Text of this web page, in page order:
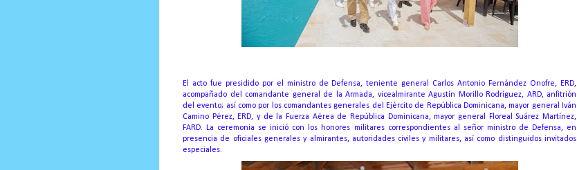
El acto fue presidido por el ministro de Defensa, teniente general Carlos Antonio Fernández Onofre, ERD,
acompañado del comandante general de la Armada, vicealmirante Agustín Morillo Rodríguez, ARD, anfitrión
del evento; así como por los comandantes generales del Ejército de República Dominicana, mayor general Iván
Camino Pérez, ERD, y de la Fuerza Aérea de República Dominicana, mayor general Floreal Suárez Martínez,
FARD. La ceremonia se inició con los honores militares correspondientes al señor ministro de Defensa, en
presencia de oficiales generales y almirantes, autoridades civiles y militares, así como distinguidos invitados
especiales.